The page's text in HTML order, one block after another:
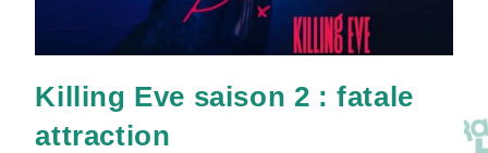
Killing Eve saison 2 : fatale
attraction